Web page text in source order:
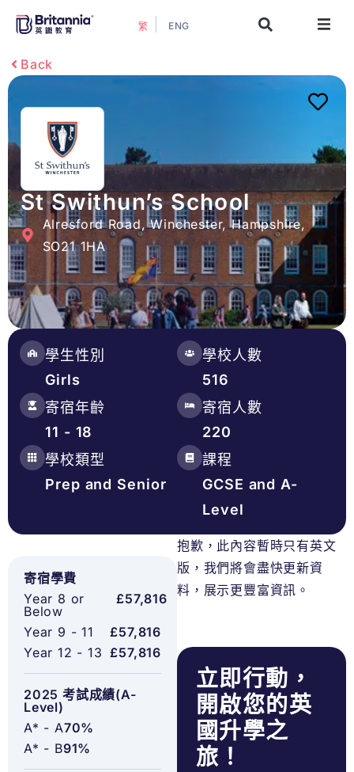
繁 ENG
最新活動
升學指南
升學資訊
增值服務
預約諮詢
Back
St Swithun’s School
Alresford Road, Winchester, Hampshire,
SO21 1HA
學生性別
Girls
寄宿年齡
11 - 18
學校類型
Prep and Senior
學校人數
516
寄宿人數
220
課程
GCSE and A-
Level
寄宿學費
Year 8 or
Below
£57,816
Year 9 - 11
£57,816
Year 12 - 13 £57,816
2025 考試成績(A-
Level)
A* - A70%
A* - B91%
抱歉，此內容暫時只有英文
版，我們將會盡快更新資
料，展示更豐富資訊。
立即行動，
開啟您的英
國升學之
旅！